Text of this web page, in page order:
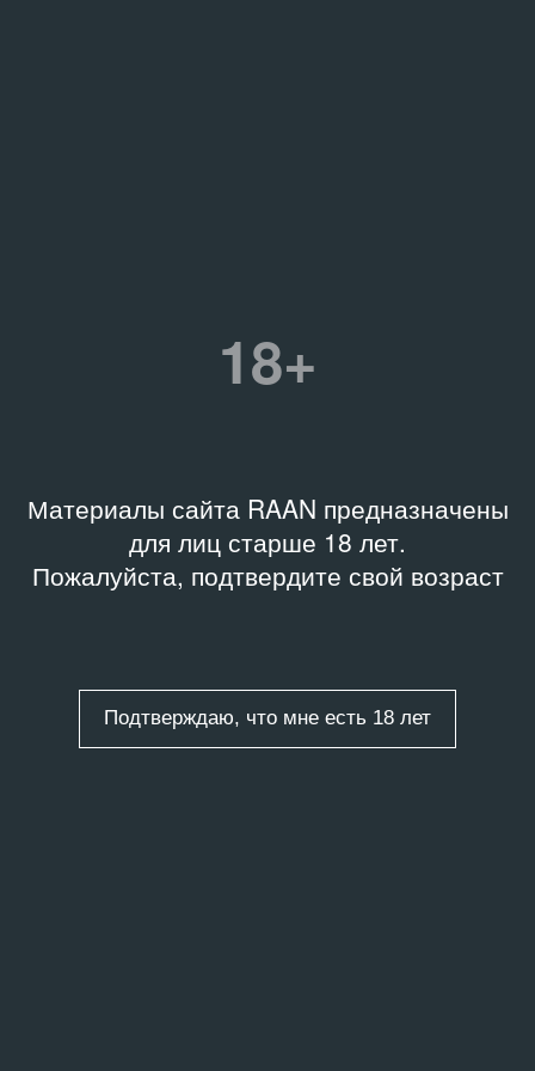
18+
Материалы сайта RAAN предназначены
для лиц старше 18 лет.
Пожалуйста, подтвердите свой возраст
Подтверждаю, что мне есть 18 лет